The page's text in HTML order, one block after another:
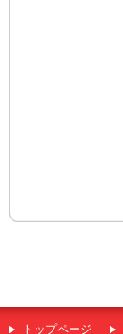
トップページ